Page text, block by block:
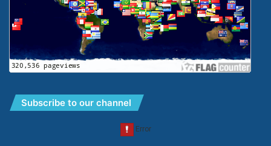
Subscribe to our channel